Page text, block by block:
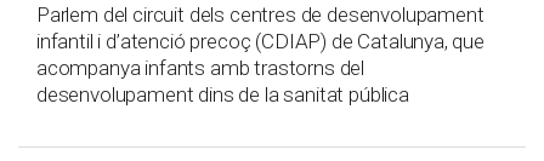
Parlem del circuit dels centres de desenvolupament
infantil i d’atenció precoç (CDIAP) de Catalunya, que
acompanya infants amb trastorns del
desenvolupament dins de la sanitat pública